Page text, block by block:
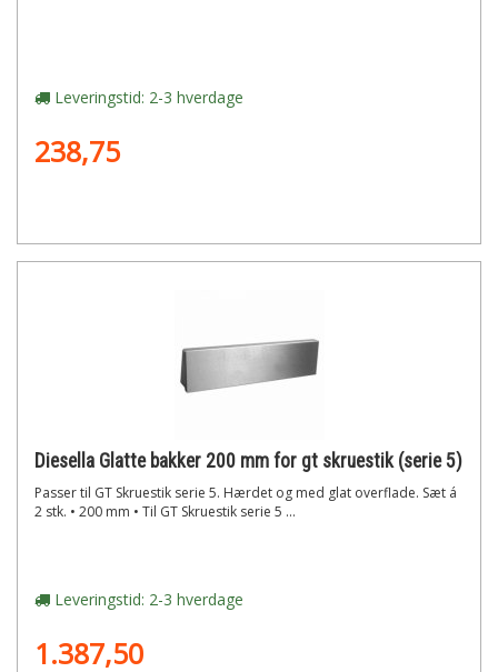
Leveringstid: 2-3 hverdage
238,75
Diesella Glatte bakker 200 mm for gt skruestik (serie 5)
Passer til GT Skruestik serie 5. Hærdet og med glat overflade. Sæt á
2 stk. • 200 mm • Til GT Skruestik serie 5 ...
Leveringstid: 2-3 hverdage
1.387,50